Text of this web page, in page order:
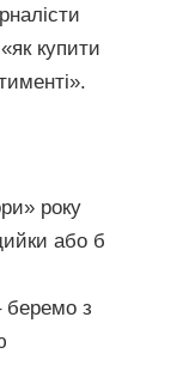
купити
року
або б
беремо з